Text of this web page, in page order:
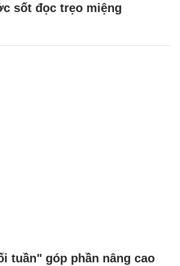
sốt đọc trẹo miệng
tuần" góp phần nâng cao